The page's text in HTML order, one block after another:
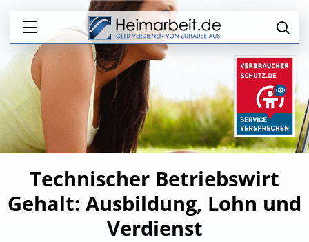
Technischer Betriebswirt
Gehalt: Ausbildung, Lohn und
Verdienst